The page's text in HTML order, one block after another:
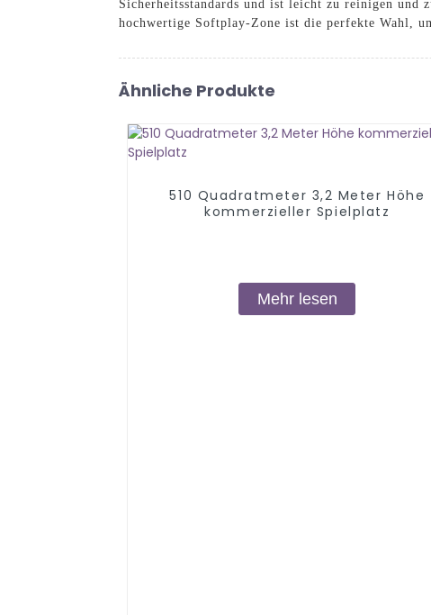
Sicherheitsstandards und ist leicht zu reinigen und
hochwertige Softplay-Zone ist die perfekte Wahl,
Ähnliche Produkte
510 Quadratmeter 3,2 Meter Höhe
kommerzieller Spielplatz
Mehr lesen